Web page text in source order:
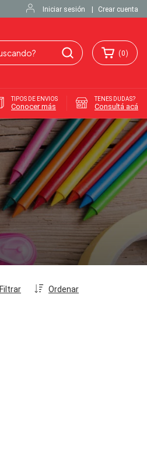
Iniciar sesión Crear cuenta
(0)
TIPOS DE ENVIOS
Conocer más
TENES DUDAS?
Consultá acá
Ordenar
Filtrar